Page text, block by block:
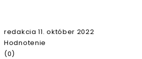
redakcia 11. október 2022
Hodnotenie
(0)